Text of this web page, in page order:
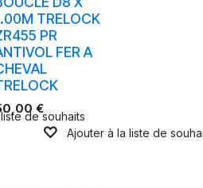
de souhaits
TRELOCK
PR
FER A
€
Ajouter à la liste de